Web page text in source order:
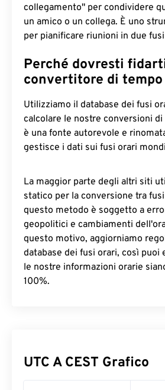
collegamento" per condividere
un amico o un collega. È uno
per pianificare riunioni in due
Perché dovresti
convertitore di
Utilizziamo il database dei fusi
calcolare le nostre conversioni
è una fonte autorevole e
gestisce i dati sui fusi orari
La maggior parte degli altri siti
statico per la conversione tra
questo metodo è soggetto a
geopolitici e cambiamenti
questo motivo, aggiorniamo
database dei fusi orari, così puoi
le nostre informazioni orarie
100%.
UTC A CEST Grafico